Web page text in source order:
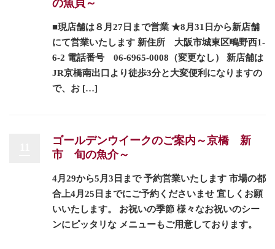
の魚貝～
■現店舗は８月27日まで営業 ★8月31日から新店舗
にて営業いたします 新住所 大阪市城東区鴫野西1-
6-2 電話番号 06-6965-0008（変更なし） 新店舗は
JR京橋南出口より徒歩3分と大変便利になりますの
で、お […]
ゴールデンウイークのご案内～京橋 新
市 旬の魚介～
4月29から5月3日まで 予約営業いたします 市場の都
合上4月25日までにご予約くださいませ 宜しくお願
いいたします。 お祝いの季節 様々なお祝いのシー
ンにピッタリな メニューもご用意しております。